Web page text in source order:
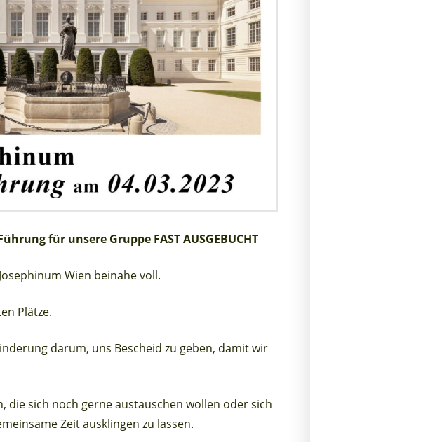
für unsere Gruppe FAST AUSGEBUCHT
Wien beinahe voll.
Plätze.
darum, uns Bescheid zu geben, damit wir
die sich noch gerne austauschen wollen oder sich
Zeit ausklingen zu lassen.